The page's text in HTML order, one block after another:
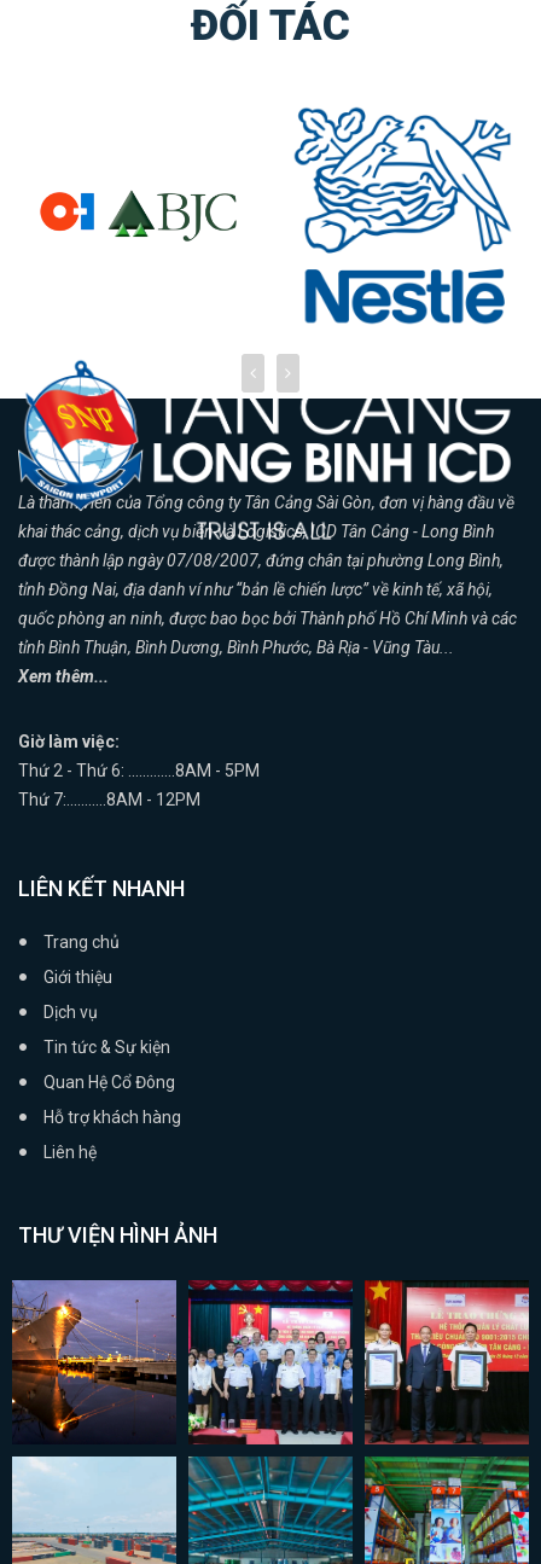
ĐỐI TÁC
Là thành viên của Tổng công ty Tân Cảng Sài Gòn, đơn vị hàng đầu về
khai thác cảng, dịch vụ biển và Logistics, ICD Tân Cảng - Long Bình
được thành lập ngày 07/08/2007, đứng chân tại phường Long Bình,
tỉnh Đồng Nai, địa danh ví như “bản lề chiến lược” về kinh tế, xã hội,
quốc phòng an ninh, được bao bọc bởi Thành phố Hồ Chí Minh và các
tỉnh Bình Thuận, Bình Dương, Bình Phước, Bà Rịa - Vũng Tàu...
Xem thêm...
Giờ làm việc:
Thứ 2 - Thứ 6: .............8AM - 5PM
Thứ 7:...........8AM - 12PM
LIÊN KẾT NHANH
Trang chủ
Giới thiệu
Dịch vụ
Tin tức & Sự kiện
Quan Hệ Cổ Đông
Hỗ trợ khách hàng
Liên hệ
THƯ VIỆN HÌNH ẢNH